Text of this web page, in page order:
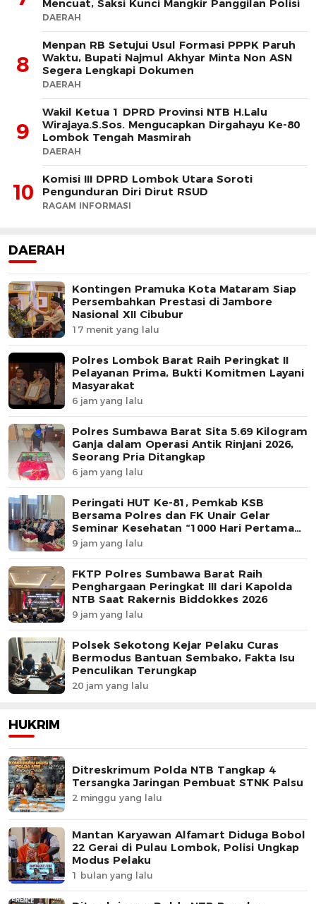
Mencuat, Saksi Kunci Mangkir Panggilan Polisi
DAERAH
8
Menpan RB Setujui Usul Formasi PPPK Paruh
Waktu, Bupati Najmul Akhyar Minta Non ASN
Segera Lengkapi Dokumen
DAERAH
9
Wakil Ketua 1 DPRD Provinsi NTB H.Lalu
Wirajaya.S.Sos. Mengucapkan Dirgahayu Ke-80
Lombok Tengah Masmirah
DAERAH
10
Komisi III DPRD Lombok Utara Soroti
Pengunduran Diri Dirut RSUD
RAGAM INFORMASI
DAERAH
Kontingen Pramuka Kota Mataram Siap
Persembahkan Prestasi di Jambore
Nasional XII Cibubur
17 menit yang lalu
Polres Lombok Barat Raih Peringkat II
Pelayanan Prima, Bukti Komitmen Layani
Masyarakat
6 jam yang lalu
Polres Sumbawa Barat Sita 5.69 Kilogram
Ganja dalam Operasi Antik Rinjani 2026,
Seorang Pria Ditangkap
6 jam yang lalu
Peringati HUT Ke-81, Pemkab KSB
Bersama Polres dan FK Unair Gelar
Seminar Kesehatan “1000 Hari Pertama
Kehidupan”
9 jam yang lalu
FKTP Polres Sumbawa Barat Raih
Penghargaan Peringkat III dari Kapolda
NTB Saat Rakernis Biddokkes 2026
9 jam yang lalu
Polsek Sekotong Kejar Pelaku Curas
Bermodus Bantuan Sembako, Fakta Isu
Penculikan Terungkap
20 jam yang lalu
HUKRIM
Ditreskrimum Polda NTB Tangkap 4
Tersangka Jaringan Pembuat STNK Palsu
2 minggu yang lalu
Mantan Karyawan Alfamart Diduga Bobol
22 Gerai di Pulau Lombok, Polisi Ungkap
Modus Pelaku
1 bulan yang lalu